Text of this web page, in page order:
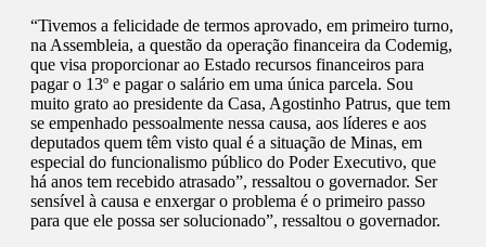
“Tivemos a felicidade de termos aprovado, em primeiro turno,
na Assembleia, a questão da operação financeira da Codemig,
que visa proporcionar ao Estado recursos financeiros para
pagar o 13º e pagar o salário em uma única parcela. Sou
muito grato ao presidente da Casa, Agostinho Patrus, que tem
se empenhado pessoalmente nessa causa, aos líderes e aos
deputados quem têm visto qual é a situação de Minas, em
especial do funcionalismo público do Poder Executivo, que
há anos tem recebido atrasado”, ressaltou o governador. Ser
sensível à causa e enxergar o problema é o primeiro passo
para que ele possa ser solucionado”, ressaltou o governador.